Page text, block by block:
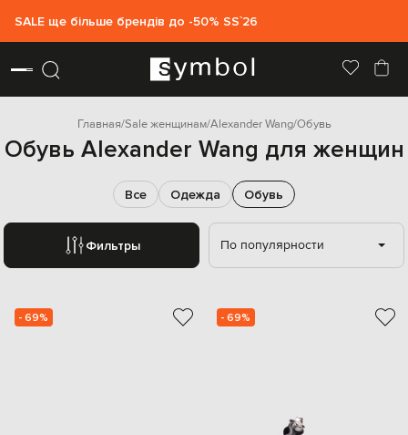
SALE ще більше брендів до -50% SS`26
Главная Sale женщинам Alexander Wang Обувь
Обувь Alexander Wang для женщин
Фильтры
Все Одежда Обувь
По популярности
- 69% - 69%